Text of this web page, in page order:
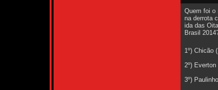
Quem foi o
na derrota
ida das
Brasil
1º) Chicão
2º) Everton
3º)